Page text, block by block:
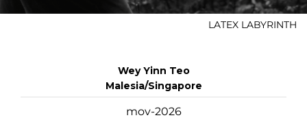
LATEX LABYRINTH
Wey Yinn Teo
Malesia/Singapore
mov-2026